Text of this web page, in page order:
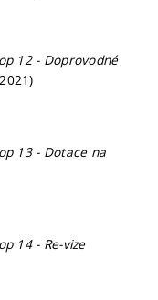
12 - Doprovodné
13 - Dotace na
14 - Re-vize